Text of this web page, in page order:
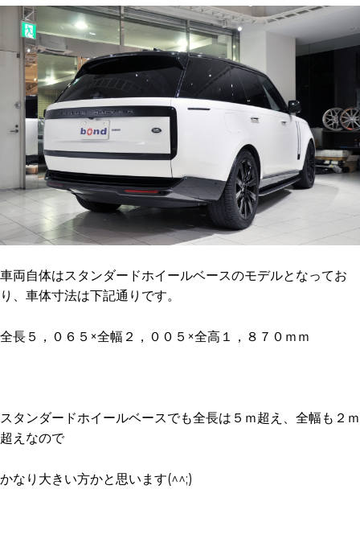
車両自体はスタンダードホイールベースのモデルとなってお
り、車体寸法は下記通りです。
全長５，０６５×全幅２，００５×全高１，８７０ｍｍ
スタンダードホイールベースでも全長は５ｍ超え、全幅も２ｍ
超えなので
かなり大きい方かと思います(^^;)